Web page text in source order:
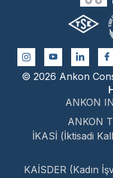
© 2026 Ankon
ANKON
ANKON
İKASİ (İktisadi
KAİSDER (Kadın